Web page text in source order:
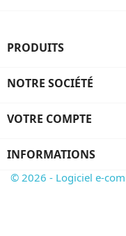
PRODUITS
NOTRE SOCIÉTÉ
VOTRE COMPTE
INFORMATIONS
© 2026 - Logiciel e-